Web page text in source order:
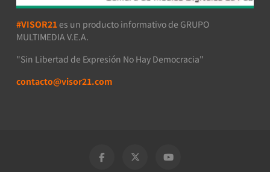
#VISOR21 es un producto informativo de GRUPO
MULTIMEDIA V.E.A.
"Sin Libertad de Expresión No Hay Democracia"
contacto@visor21.com